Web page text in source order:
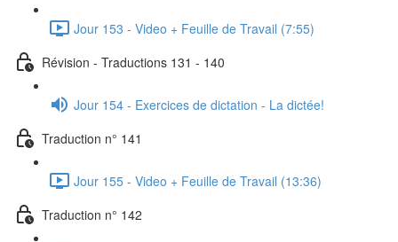
Jour 153 - Video + Feuille de Travail (7:55)
Révision - Traductions 131 - 140
Jour 154 - Exercices de dictation - La dictée!
Traduction n° 141
Jour 155 - Video + Feuille de Travail (13:36)
Traduction n° 142